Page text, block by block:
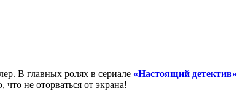
В главных ролях в сериале «Настоящий детектив»
что не оторваться от экрана!